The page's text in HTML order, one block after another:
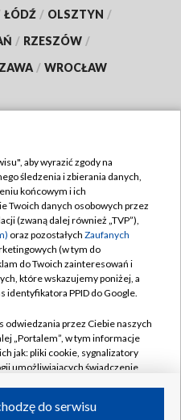
ŁÓDŹ / OLSZTYN /
/ RZESZÓW /
/ WROCŁAW
TVP
zgody
aby wyrazić zgody na
śledzenia i zbierania danych,
końcowym i ich
Twoich danych osobowych przez
(zwaną dalej również „TVP”),
oraz pozostałych Zaufanych
(w tym do
do Twoich zainteresowań i
które wskazujemy poniżej, a
identyfikatora PPID do Google.
odwiedzania przez Ciebie naszych
„Portalem”, w tym informacje
jak: pliki cookie, sygnalizatory
umożliwiających świadczenie
do serwisu